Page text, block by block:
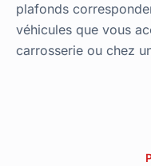
plafonds
véhicules que vous
carrosserie ou chez